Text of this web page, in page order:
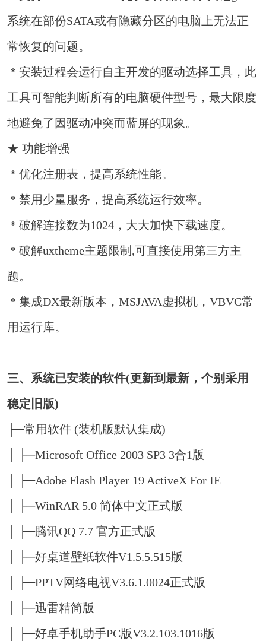
系统在部份SATA或有隐藏分区的电脑上无法正
常恢复的问题。
* 安装过程会运行自主开发的驱动选择工具，此
工具可智能判断所有的电脑硬件型号，最大限度
地避免了因驱动冲突而蓝屏的现象。
★ 功能增强
* 优化注册表，提高系统性能。
* 禁用少量服务，提高系统运行效率。
* 破解连接数为1024，大大加快下载速度。
* 破解uxtheme主题限制,可直接使用第三方主
题。
* 集成DX最新版本，MSJAVA虚拟机，VBVC常
用运行库。
三、系统已安装的软件(更新到最新，个别采用
稳定旧版)
├─常用软件 (装机版默认集成)
│ ├─Microsoft Office 2003 SP3 3合1版
│ ├─Adobe Flash Player 19 ActiveX For IE
│ ├─WinRAR 5.0 简体中文正式版
│ ├─腾讯QQ 7.7 官方正式版
│ ├─好桌道壁纸软件V1.5.5.515版
│ ├─PPTV网络电视V3.6.1.0024正式版
│ ├─迅雷精简版
│ ├─好卓手机助手PC版V3.2.103.1016版